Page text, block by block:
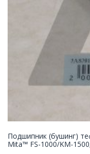
Подшипник (бушинг)
Mita™ FS-1000/KM-